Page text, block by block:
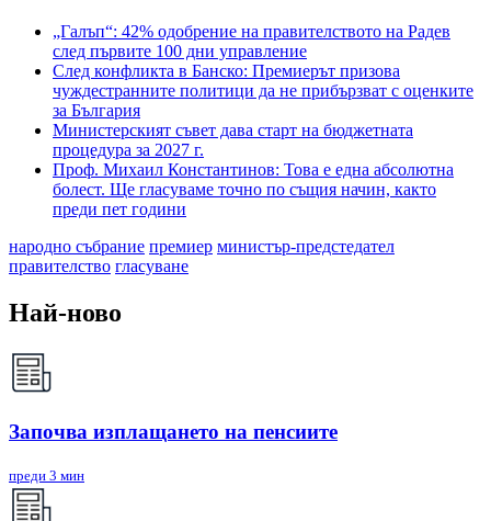
„Галъп“: 42% одобрение на правителството на Радев
след първите 100 дни управление
След конфликта в Банско: Премиерът призова
чуждестранните политици да не прибързват с оценките
за България
Министерският съвет дава старт на бюджетната
процедура за 2027 г.
Проф. Михаил Константинов: Това е една абсолютна
болест. Ще гласуваме точно по същия начин, както
преди пет години
народно събрание премиер министър-предстедател
правителство гласуване
Най-ново
Започва изплащането на пенсиите
преди 3 мин